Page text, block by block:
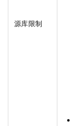
源库限制